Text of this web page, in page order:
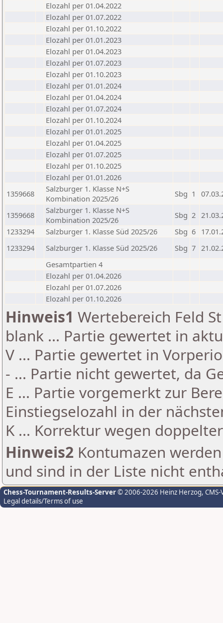
Elozahl per 01.04.2022
Elozahl per 01.07.2022
Elozahl per 01.10.2022
Elozahl per 01.01.2023
Elozahl per 01.04.2023
Elozahl per 01.07.2023
Elozahl per 01.10.2023
Elozahl per 01.01.2024
Elozahl per 01.04.2024
Elozahl per 01.07.2024
Elozahl per 01.10.2024
Elozahl per 01.01.2025
Elozahl per 01.04.2025
Elozahl per 01.07.2025
Elozahl per 01.10.2025
Elozahl per 01.01.2026
1359668
Salzburger 1. Klasse N+S
Kombination 2025/26
Sbg 1
1359668
Salzburger 1. Klasse N+S
Kombination 2025/26
Sbg 2
1233294
Salzburger 1. Klasse Süd 2025/26 Sbg 6
1233294
Salzburger 1. Klasse Süd 2025/26 Sbg 7
Gesamtpartien 4
Elozahl per 01.04.2026
Elozahl per 01.07.2026
Elozahl per 01.10.2026
Hinweis1 Wertebereich Feld
blank ... Partie gewertet in
V ... Partie gewertet in
- ... Partie nicht gewertet, da
E ... Partie vorgemerkt zur
Einstiegselozahl in der
K ... Korrektur wegen
Hinweis2 Kontumazen
und sind in der Liste nicht
Chess-Tournament-Results-Server© 2006-2026 Heinz Herzog,
Legal details/Terms of use